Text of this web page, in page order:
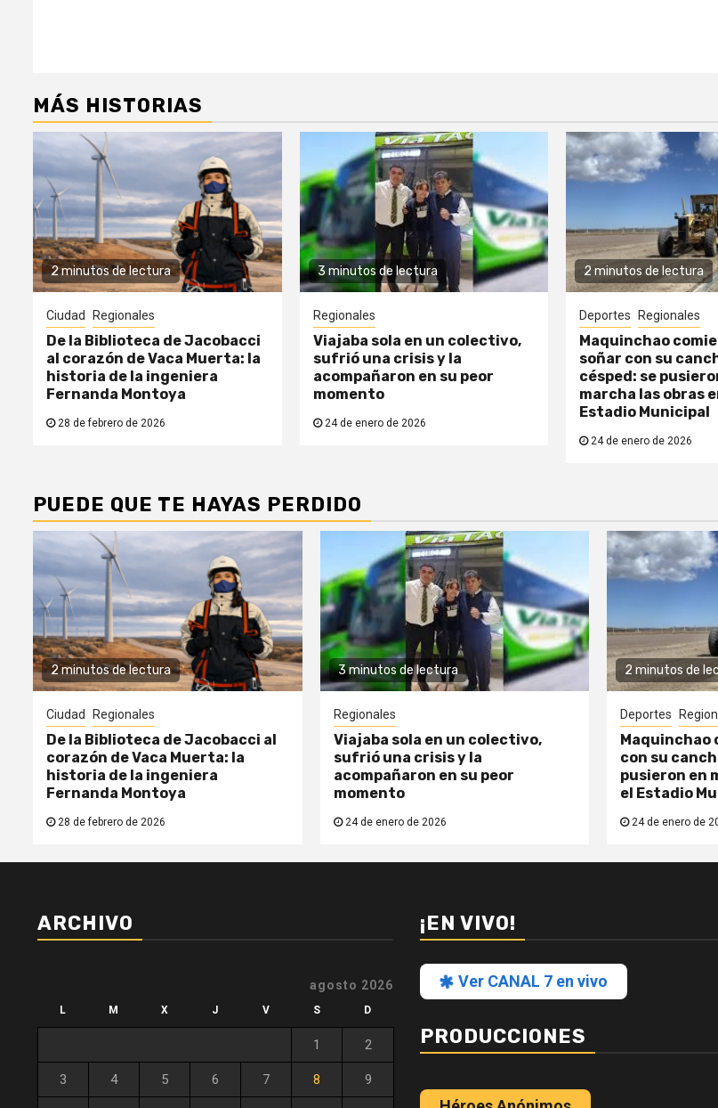
MÁS HISTORIAS
2 minutos de lectura
Ciudad Regionales
De la Biblioteca de Jacobacci
al corazón de Vaca Muerta: la
historia de la ingeniera
Fernanda Montoya
28 de febrero de 2026
3 minutos de lectura
Regionales
Viajaba sola en un colectivo,
sufrió una crisis y la
acompañaron en su peor
momento
24 de enero de 2026
2 minutos de lectura
Deportes Regionales
Maquinchao
soñar con su
césped: se
marcha las obras
Estadio Municipal
24 de enero de 2026
PUEDE QUE TE HAYAS PERDIDO
2 minutos de lectura
Ciudad Regionales
De la Biblioteca de Jacobacci al
corazón de Vaca Muerta: la
historia de la ingeniera
Fernanda Montoya
28 de febrero de 2026
3 minutos de lectura
Regionales
Viajaba sola en un colectivo,
sufrió una crisis y la
acompañaron en su peor
momento
24 de enero de 2026
2 minutos de
Deportes
Maquinchao
con su
pusieron en
el Estadio
24 de enero de
ARCHIVO
agosto 2026
L M X J V S D
1 2
3 4 5 6 7 8 9
¡EN VIVO!
Ver CANAL 7 en vivo
PRODUCCIONES